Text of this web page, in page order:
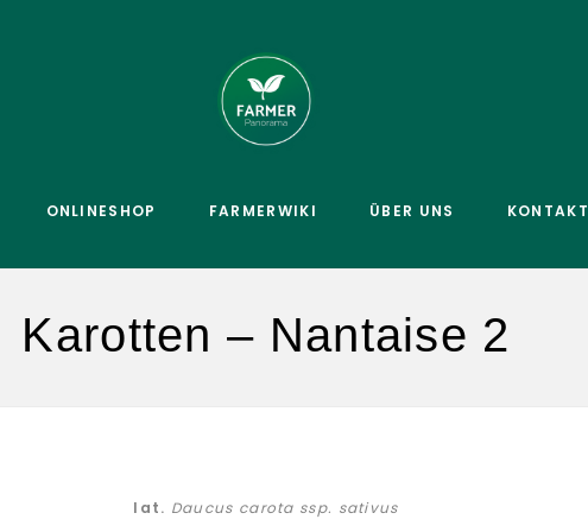
ONLINESHOP FARMERWIKI ÜBER UNS KONTAKT
Karotten – Nantaise 2
lat. Daucus carota ssp. sativus